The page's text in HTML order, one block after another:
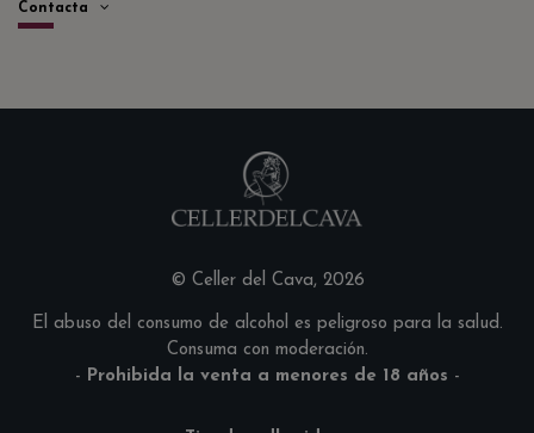
Contacta
© Celler del Cava, 2026
El abuso del consumo de alcohol es peligroso para la salud.
Consuma con moderación.
- Prohibida la venta a menores de 18 años -